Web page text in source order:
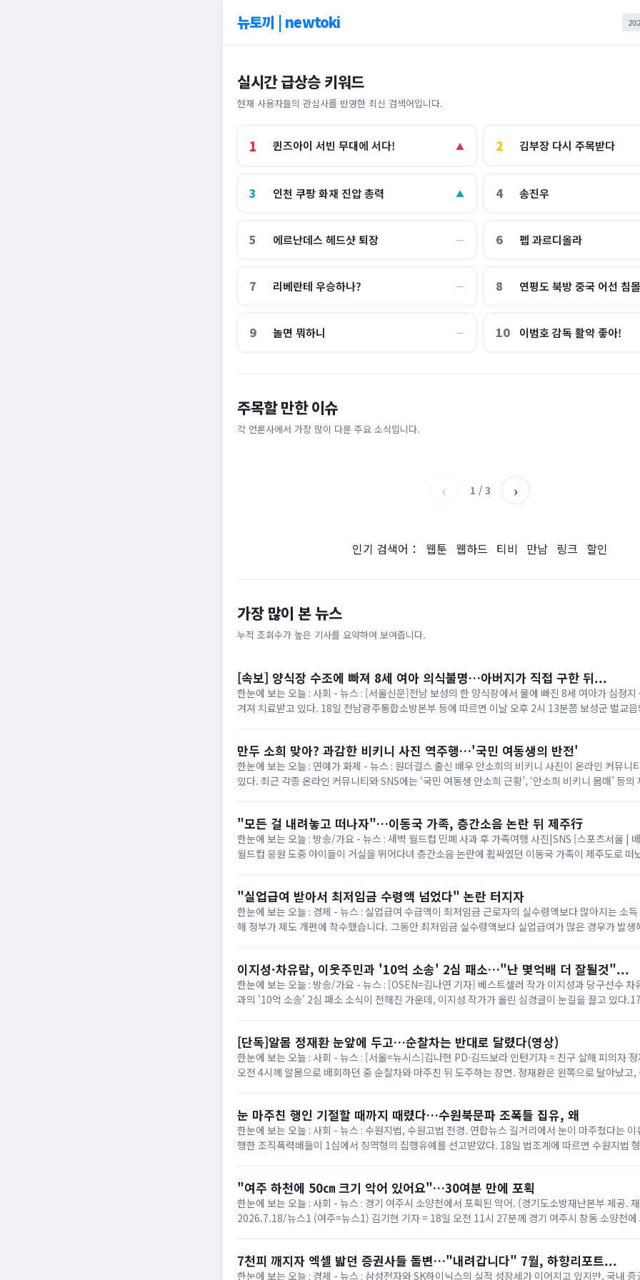
뉴토끼 | newtoki
실시간 급상승 키워드
현재 사용자들의 관심사를 반영한 최신 검색어입니다.
1 퀸즈아이 서빈 무대에 서다! ▲ 2 김부장 다시 주목받다
3 인천 쿠팡 화재 진압 총력 ▲ 4 송진우
5 에르난데스 헤드샷 퇴장 ― 6 펩 과르디올라
7 리베란테 우승하나? ― 8 연평도 북방 중국 어선 침몰
9 놀면 뭐하니 ― 10 이범호 감독 활약 좋아!
주목할 만한 이슈
각 언론사에서 가장 많이 다룬 주요 소식입니다.
홈플러스, 2000억원으로 '시간'을 샀다
비즈워치
[날씨] 오늘 밤 또 내린다...내륙 중심 최대 150mm
‹ 1 / 3 ›
인기 검색어： 웹툰 웹하드 티비 만남 링크 할인
가장 많이 본 뉴스
누적 조회수가 높은 기사를 요약하여 보여줍니다.
[속보] 양식장 수조에 빠져 8세 여아 의식불명…아버지가 직접 구한 뒤...
한눈에 보는 오늘 : 사회 - 뉴스 : [서울신문]전남 보성의 한 양식장에서 물에 빠진 8세 여아가 심정지
겨져 치료받고 있다. 18일 전남광주통합소방본부 등에 따르면 이날 오후 2시 13분쯤 보성군 벌교
만두 소희 맞아? 과감한 비키니 사진 역주행…'국민 여동생의 반전'
한눈에 보는 오늘 : 연예가 화제 - 뉴스 : 원더걸스 출신 배우 안소희의 비키니 사진이 온라인 커뮤니
있다. 최근 각종 온라인 커뮤니티와 SNS에는 ‘국민 여동생 안소희 근황’, ‘안소희 비키니 몸매’ 등
"모든 걸 내려놓고 떠나자"…이동국 가족, 층간소음 논란 뒤 제주行
한눈에 보는 오늘 : 방송/가요 - 뉴스 : 새벽 월드컵 민폐 사과 후 가족여행 사진|SNS [스포츠서울 |
월드컵 응원 도중 아이들이 거실을 뛰어다녀 층간소음 논란에 휩싸였던 이동국 가족이 제주도로 떠
"실업급여 받아서 최저임금 수령액 넘었다" 논란 터지자
한눈에 보는 오늘 : 경제 - 뉴스 : 실업급여 수급액이 최저임금 근로자의 실수령액보다 많아지는 소
해 정부가 제도 개편에 착수했습니다. 그동안 최저임금 실수령액보다 실업급여가 많은 경우가 발생해 "실업급여가 근로
이지성·차유람, 이웃주민과 '10억 소송' 2심 패소…"난 몇억배 더 잘될것"...
한눈에 보는 오늘 : 방송/가요 - 뉴스 : [OSEN=김나연 기자] 베스트셀러 작가 이지성과 당구선수 차
과의 '10억 소송' 2심 패소 소식이 전해진 가운데, 이지성 작가가 올린 심경글이 눈길을 끌고 있다
[단독]알몸 정재환 눈앞에 두고…순찰차는 반대로 달렸다(영상)
한눈에 보는 오늘 : 사회 - 뉴스 : [서울=뉴시스]김나현 PD·김드보라 인턴기자 = 친구 살해 피의자
오전 4시께 알몸으로 배회하던 중 순찰차와 마주친 뒤 도주하는 장면. 정재환은 왼쪽으로 달아났고
눈 마주친 행인 기절할 때까지 때렸다…수원북문파 조폭들 집유, 왜
한눈에 보는 오늘 : 사회 - 뉴스 : 수원지법, 수원고법 전경. 연합뉴스 길거리에서 눈이 마주쳤다는
행한 조직폭력배들이 1심에서 징역형의 집행유예를 선고받았다. 18일 법조계에 따르면 수원지법
"여주 하천에 50㎝ 크기 악어 있어요"…30여분 만에 포획
한눈에 보는 오늘 : 사회 - 뉴스 : 경기 여주시 소양천에서 포획된 악어. (경기도소방재난본부 제공.
2026.7.18/뉴스1 (여주=뉴스1) 김기현 기자 = 18일 오전 11시 27분께 경기 여주시 창동 소양천에
7천피 깨지자 엑셀 밟던 증권사들 돌변…"내려갑니다" 7월, 하향리포트...
한눈에 보는 오늘 : 경제 - 뉴스 : 삼성전자와 SK하이닉스의 실적 성장세가 이어지고 있지만, 국내